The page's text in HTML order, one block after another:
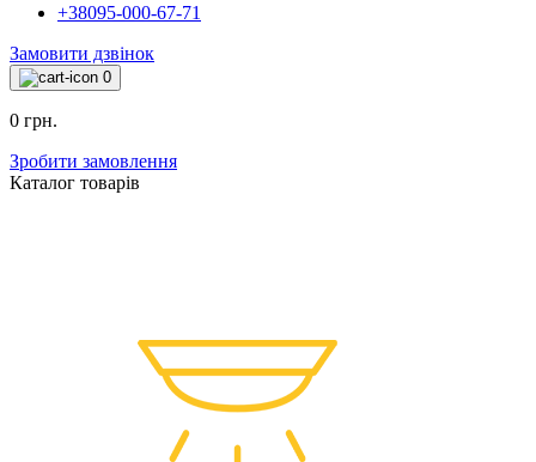
+38095-000-67-71
Замовити дзвінок
0
0 грн.
Зробити замовлення
Каталог товарiв